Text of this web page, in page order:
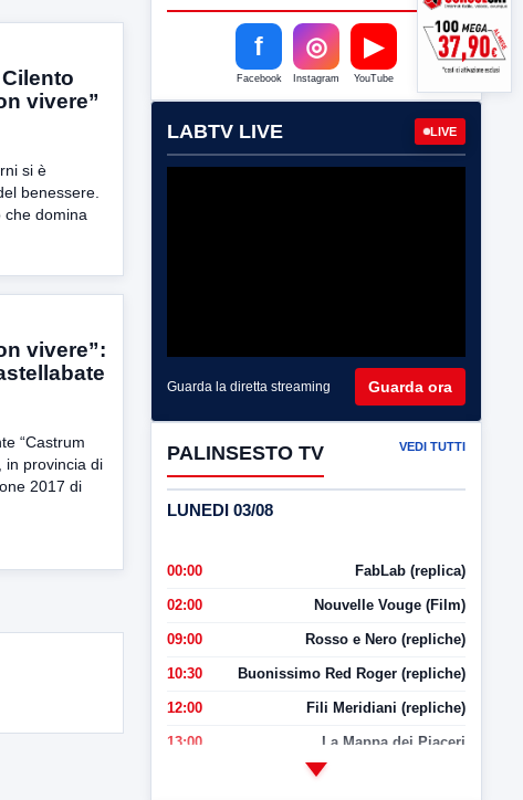
vivere”
si è
benessere.
che domina
vivere”:
“Castrum
in provincia di
2017 di
f
Facebook
◎
Instagram
▶
YouTube
LABTV LIVE LIVE
Guarda la diretta streaming Guarda ora
PALINSESTO TV VEDI TUTTI
LUNEDI 03/08
00:00 FabLab (replica)
02:00 Nouvelle Vouge (Film)
09:00 Rosso e Nero (repliche)
10:30 Buonissimo Red Roger (repliche)
12:00 Fili Meridiani (repliche)
13:00 La Mappa dei Piaceri